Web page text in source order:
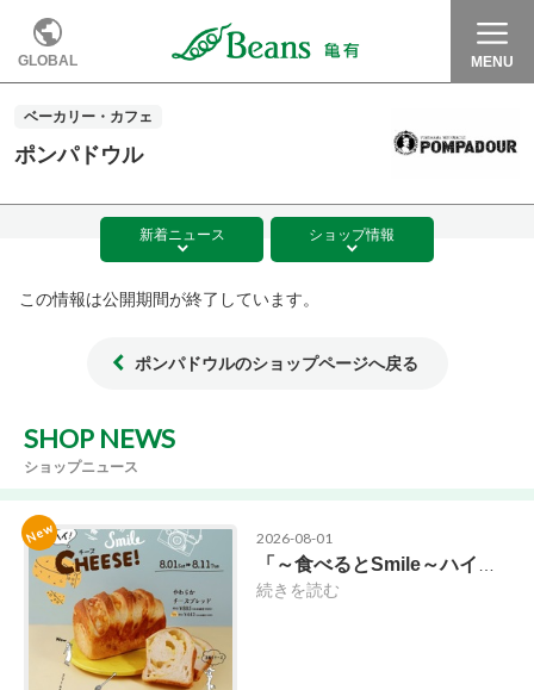
GLOBAL MENU
ベーカリー・カフェ
ポンパドウル
新着ニュース ショップ情報
この情報は公開期間が終了しています。
ポンパドウルのショップページへ戻る
SHOP NEWS
ショップニュース
New 2026-08-01
続きを読む